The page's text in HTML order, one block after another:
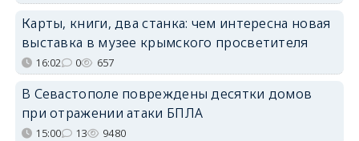
Карты, книги, два станка: чем интересна новая
выставка в музее крымского просветителя
16:02 0 657
В Севастополе повреждены десятки домов
при отражении атаки БПЛА
15:00 13 9480